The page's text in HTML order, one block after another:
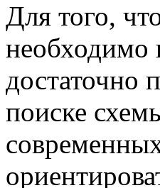
Для того,
необходимо
достаточно
поиске